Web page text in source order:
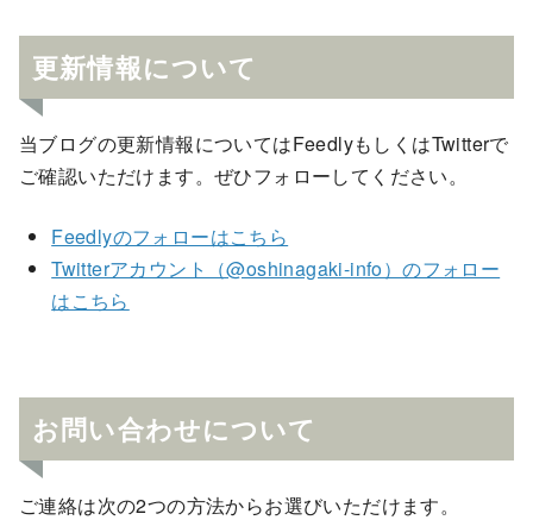
更新情報について
当ブログの更新情報についてはFeedlyもしくはTwitterで
ご確認いただけます。ぜひフォローしてください。
Feedlyのフォローはこちら
Twitterアカウント（@oshinagaki-info）のフォロー
はこちら
お問い合わせについて
ご連絡は次の2つの方法からお選びいただけます。